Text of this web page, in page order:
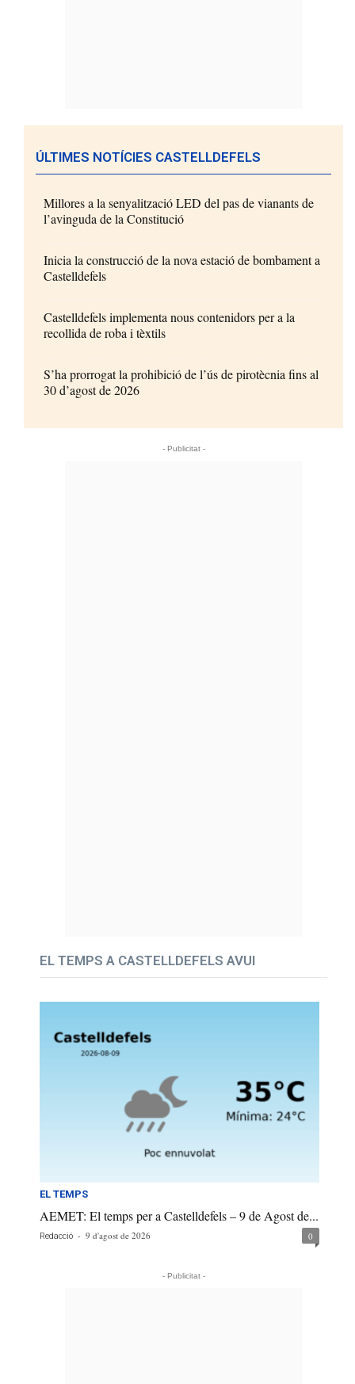
ÚLTIMES NOTÍCIES CASTELLDEFELS
Millores a la senyalització LED del pas de vianants de
l’avinguda de la Constitució
Inicia la construcció de la nova estació de bombament a
Castelldefels
Castelldefels implementa nous contenidors per a la
recollida de roba i tèxtils
S’ha prorrogat la prohibició de l’ús de pirotècnia fins al
30 d’agost de 2026
- Publicitat -
EL TEMPS A CASTELLDEFELS AVUI
EL TEMPS
AEMET: El temps per a Castelldefels – 9 de Agost de...
Redacció - 9 d'agost de 2026 0
- Publicitat -